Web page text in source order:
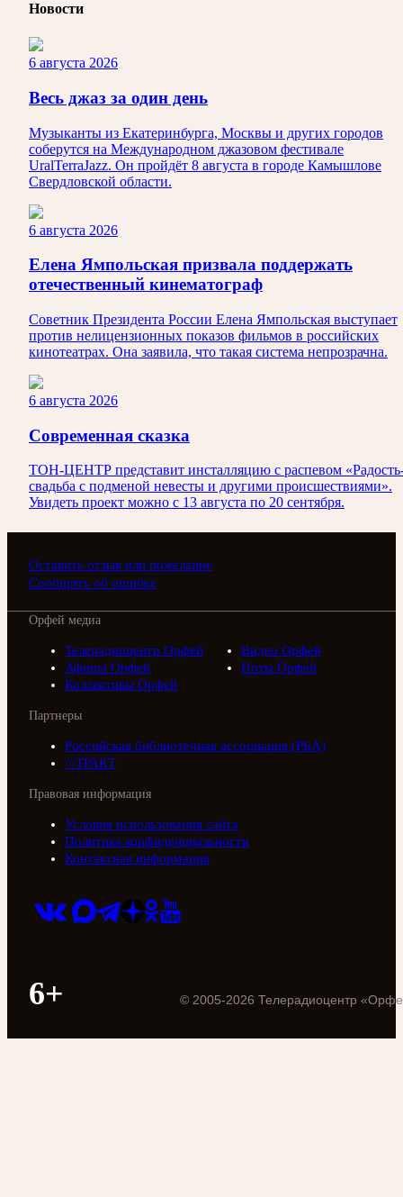
Новости
6 августа 2026
Весь джаз за один день
Музыканты из Екатеринбурга, Москвы и других городов
соберутся на Международном джазовом фестивале
UralTerraJazz. Он пройдёт 8 августа в городе Камышлове
Свердловской области.
6 августа 2026
Елена Ямпольская призвала поддержать
отечественный кинематограф
Советник Президента России Елена Ямпольская выступает
против нелицензионных показов фильмов в российских
кинотеатрах. Она заявила, что такая система непрозрачна.
6 августа 2026
Современная сказка
ТОН-ЦЕНТР представит инсталляцию с распевом
свадьба с подменой невесты и другими происшествиями».
Увидеть проект можно с 13 августа по 20 сентября.
Оставить отзыв или пожелание
Сообщить об ошибке
Орфей медиа
Телерадиоцентр Орфей
Видео Орфей
Афиша Орфей
Ноты Орфей
Коллективы Орфей
Партнеры
Российская библиотечная ассоциация (РБА)
///ТРАКТ
Правовая информация
Условия использования сайта
Политика конфиденциальности
Контактная информация
6+ © 2005-2026 Телерадиоцентр